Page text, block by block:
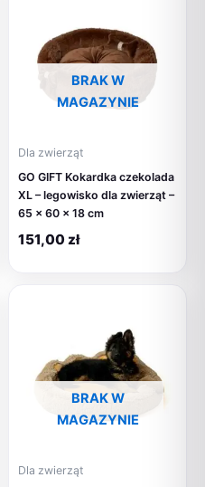
BRAK W
MAGAZYNIE
Dla zwierząt
GO GIFT Kokardka czekolada
XL – legowisko dla zwierząt –
65 x 60 x 18 cm
151,00 zł
BRAK W
MAGAZYNIE
Dla zwierząt